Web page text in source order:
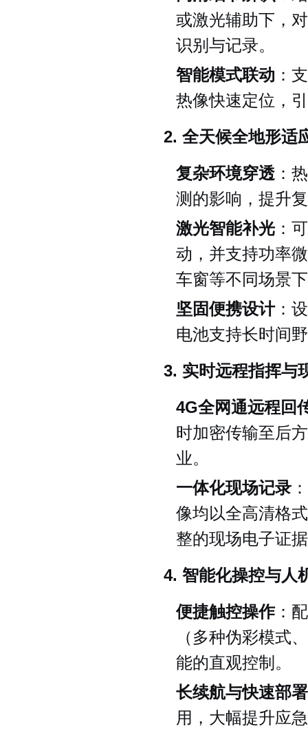
或激光辅助下，
识别与记录。
智能模式联动 ：
热像快速定位，
2. 全天候全地形适
复杂环境穿透 ：
测的影响，提升
激光智能补光 ：
动，并支持功率
车窗等不同场景
坚固便携设计：
电池支持长时间
3. 实时远程指挥与
4G全网通远程回
时加密传输至后
业。
一体化现场记录
像均以全高清格
整的现场电子证
4. 智能化操控与人
便捷触控操作：
（多种伪彩模式
能的直观控制。
长续航与快速部署
用，大幅提升应